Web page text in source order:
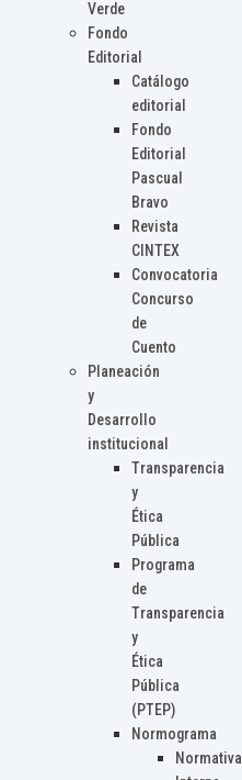
Verde
Fondo
Editorial
Catálogo
editorial
Fondo
Editorial
Pascual
Bravo
Revista
CINTEX
Convocatoria
Concurso
de
Cuento
Planeación
y
Desarrollo
institucional
Transparencia
y
Ética
Pública
Programa
de
Transparencia
y
Ética
Pública
(PTEP)
Normograma
Normativa